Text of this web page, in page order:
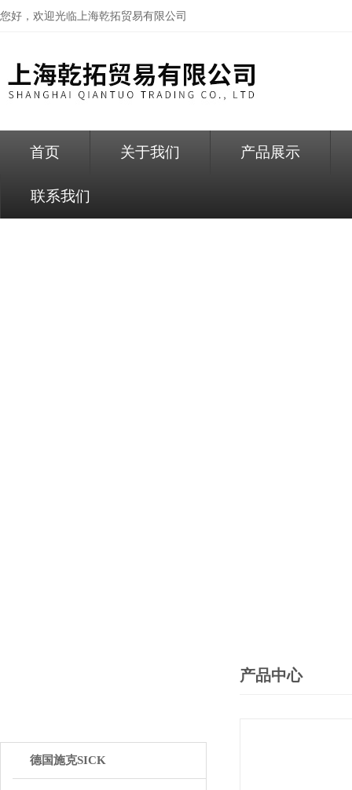
您好，欢迎光临上海乾拓贸易有限公司
首页 关于我们 产品展示
联系我们
德国施克SICK
产品中心